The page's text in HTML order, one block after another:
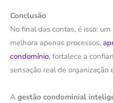
Conclusão
No final das contas, é isso:
melhora apenas processos,
condomínio, fortalece a
sensação real de organização
A gestão condominial